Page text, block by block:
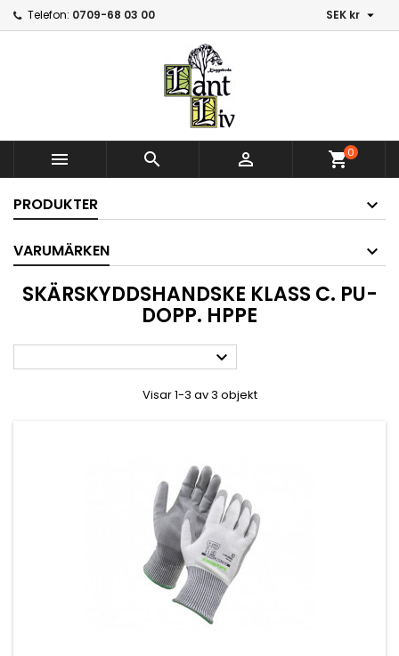
Telefon: 0709-68 03 00 SEK kr 
   shopping_cart0
PRODUKTER
VARUMÄRKEN
SKÄRSKYDDSHANDSKE KLASS C. PU-
DOPP. HPPE

Visar 1-3 av 3 objekt